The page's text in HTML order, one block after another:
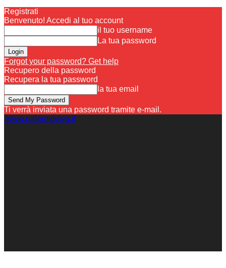
Registrati
Benvenuto! Accedi al tuo account
il tuo username
La tua password
Forgot your password? Get help
Recupero della password
Recupera la tua password
la tua email
Ti verrà inviata una password tramite e-mail.
www.palermoviva.it